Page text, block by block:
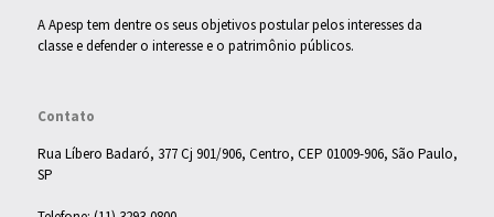
A Apesp tem dentre os seus objetivos postular pelos interesses da
classe e defender o interesse e o patrimônio públicos.
Contato
Rua Líbero Badaró, 377 Cj 901/906, Centro, CEP 01009-906, São Paulo,
SP